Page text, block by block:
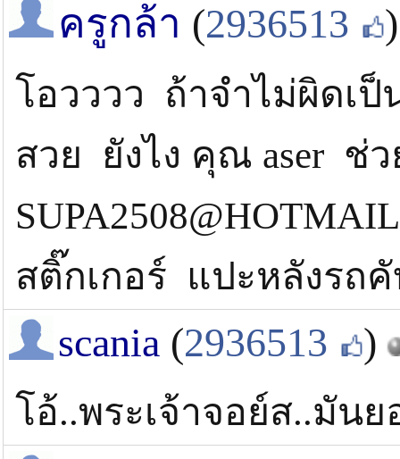
ครูกล้า (2936513 )
โอวววว ถ้าจำไม่ผิดเป็
สวย ยังไง คุณ aser ช่
สติ๊กเกอร์ แปะหลังรถคั
scania (2936513 )
โอ้..พระเจ้าจอย์ส..มัน